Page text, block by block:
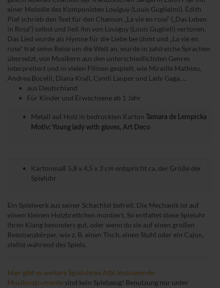
einer Melodie des Komponisten Louiguy (Louis Guglielmi). Édith
Piaf schrieb den Text für den Chanson „La vie en rose“ („Das Leben
in Rosa“) selbst und ließ ihn von Louiguy (Louis Guglieli) vertonen.
Das Lied wurde als Hymne für die Liebe berühmt und „La vie en
rose“ trat seine Reise um die Welt an, wurde in zahlreiche Sprachen
übersetzt, von Musikern aus den unterschiedlichsten Genres
interpretiert und in vielen Filmen gespielt, wie Mireille Mathieu,
Andrea Bocelli, Diana Krall, Cyndi Lauper und Lady Gaga, ...
aus Deutschland
Für Kinder und Erwachsene ab 1 Jahr
Metall auf Holz in bedruckten Karton
Tamara de Lempicka
Motiv: Young lady with gloves, Art Deco
Kartonmaß 5,8 x 4,5 x 3 cm entspricht ca. der Größe der
Spieluhr
Ein Spielwerk aus seiner Schachtel befreit. Die Mechanik ist auf
einem kleinen Holzbrettchen montiert. So entfaltet diese Spieluhr
ihren Klang besonders gut, oder wenn du sie auf einen großen
Resonanzkörper, wie z. B. einen Tisch, einen Stuhl oder ein Cajon,
stellst während des Spiels.
Hier gibt es weitere Spieluhren Alte Instrumente
Musikinstrumente sind kein Spielzeug! Benutzung nur unter